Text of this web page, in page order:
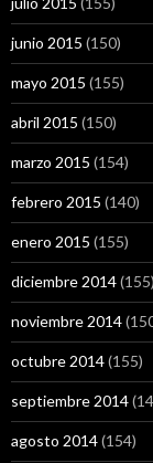
junio 2015 (150)
mayo 2015 (155)
abril 2015 (150)
marzo 2015 (154)
febrero 2015 (140)
enero 2015 (155)
diciembre 2014(155)
noviembre 2014
octubre 2014(155)
septiembre 2014
agosto 2014(154)